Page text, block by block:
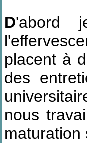
D'abord
placent à
des
nous
maturation